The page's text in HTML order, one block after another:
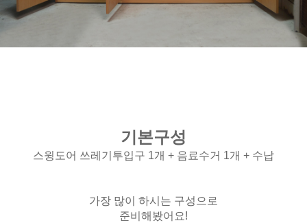
기본구성
스윙도어 쓰레기투입구 1개 + 음료수거 1개 + 수납
가장 많이 하시는 구성으로
준비해봤어요!